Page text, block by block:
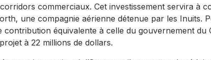
commerciaux. Cet investissement servira à
une compagnie aérienne détenue par les Inuits.
équivalente à celle du gouvernement du
à 22 millions de dollars.